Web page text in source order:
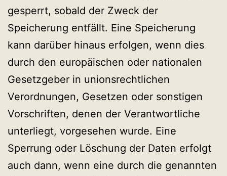
gesperrt, sobald der Zweck der
Speicherung entfällt. Eine Speicherung
kann darüber hinaus erfolgen, wenn dies
durch den europäischen oder nationalen
Gesetzgeber in unionsrechtlichen
Verordnungen, Gesetzen oder sonstigen
Vorschriften, denen der Verantwortliche
unterliegt, vorgesehen wurde. Eine
Sperrung oder Löschung der Daten erfolgt
auch dann, wenn eine durch die genannten